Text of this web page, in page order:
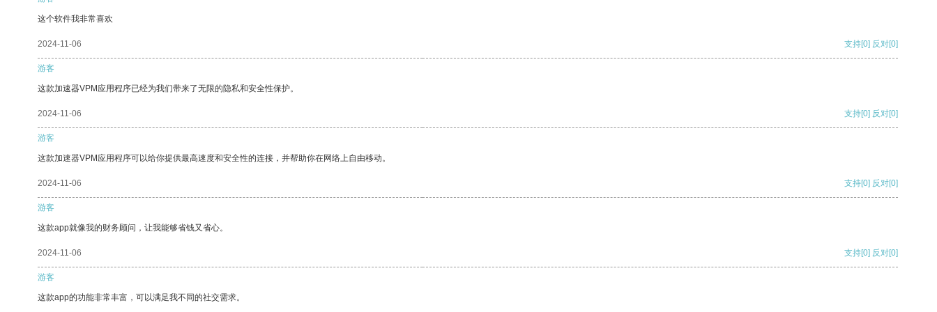
这个软件我非常喜欢
2024-11-06 支持[0] 反对[0]
游客
这款加速器VPM应用程序已经为我们带来了无限的隐私和安全性保护。
2024-11-06 支持[0] 反对[0]
游客
这款加速器VPM应用程序可以给你提供最高速度和安全性的连接，并帮助你在网络上自由移动。
2024-11-06 支持[0] 反对[0]
游客
这款app就像我的财务顾问，让我能够省钱又省心。
2024-11-06 支持[0] 反对[0]
游客
这款app的功能非常丰富，可以满足我不同的社交需求。